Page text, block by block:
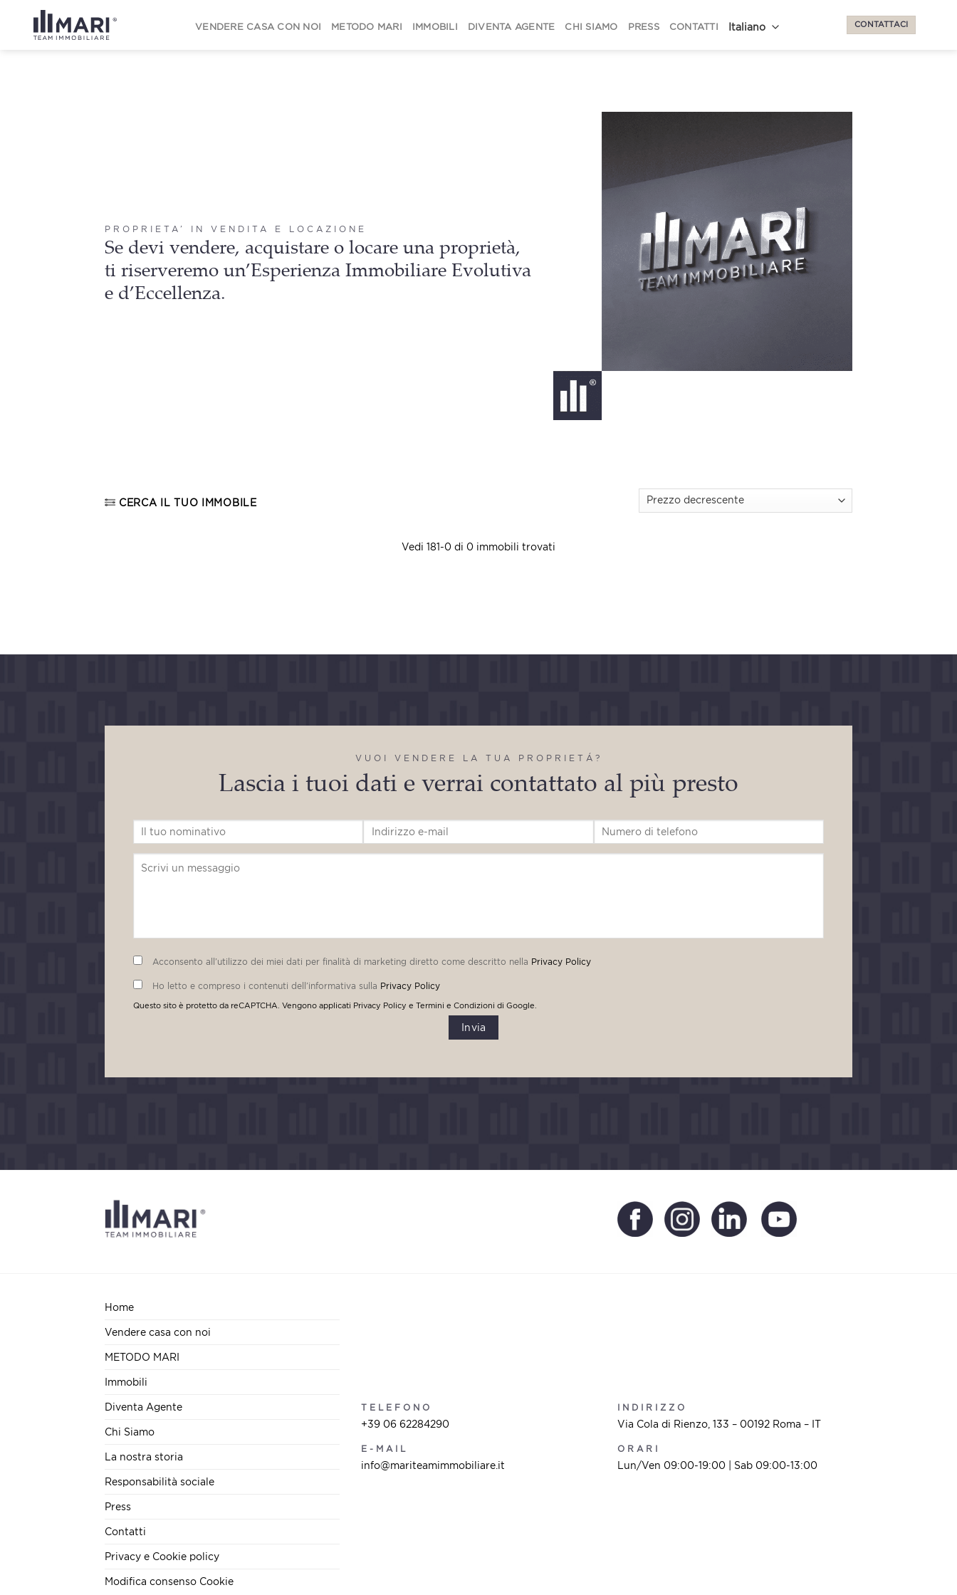
VENDERE CASA CON NOI METODO MARI IMMOBILI DIVENTA AGENTE CHI SIAMO PRESS CONTATTI CONTATTACI
PROPRIETA’ IN VENDITA E LOCAZIONE
Se devi vendere, acquistare o locare una proprietà,
ti riserveremo un’Esperienza Immobiliare Evolutiva
e d’Eccellenza.
CERCA IL TUO IMMOBILE
Vedi 181-0 di 0 immobili trovati
VUOI VENDERE LA TUA PROPRIETÁ?
Lascia i tuoi dati e verrai contattato al più presto
Acconsento all’utilizzo dei miei dati per finalità di marketing diretto come descritto nella Privacy Policy
Ho letto e compreso i contenuti dell’informativa sulla Privacy Policy
Questo sito è protetto da reCAPTCHA. Vengono applicati Privacy Policy e Termini e Condizioni di Google.
Invia
Home
Vendere casa con noi
METODO MARI
Immobili
Diventa Agente
Chi Siamo
La nostra storia
Responsabilità sociale
Press
Contatti
Privacy e Cookie policy
Modifica consenso Cookie
TELEFONO
+39 06 62284290
E-MAIL
info@mariteamimmobiliare.it
INDIRIZZO
Via Cola di Rienzo, 133 – 00192 Roma – IT
ORARI
Lun/Ven 09:00-19:00 | Sab 09:00-13:00